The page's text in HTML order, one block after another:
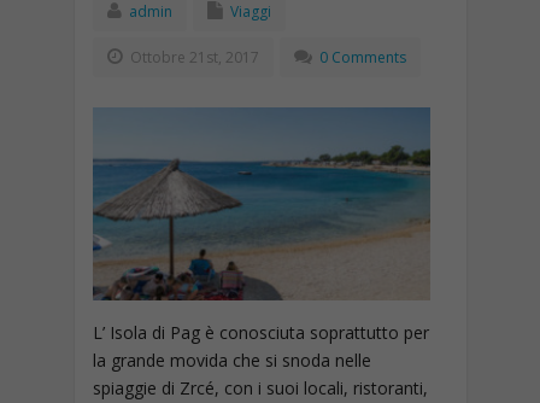
admin Viaggi
Ottobre 21st, 2017 0 Comments
L’ Isola di Pag è conosciuta soprattutto per
la grande movida che si snoda nelle
spiaggie di Zrcé, con i suoi locali, ristoranti,